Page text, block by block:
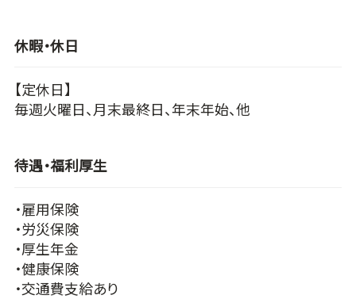
休暇・休日
【定休日】
毎週火曜日、月末最終日、年末年始、他
待遇・福利厚生
・雇用保険
・労災保険
・厚生年金
・健康保険
・交通費支給あり